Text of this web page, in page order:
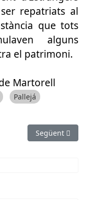
repatriats al
que tots
alguns
el patrimoni.
Martorell
Pallejá
la venda fraudulenta
Article
Següent